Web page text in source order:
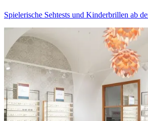
Spielerische Sehtests und Kinderbrillen ab